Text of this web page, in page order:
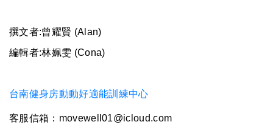
撰文者:曾耀賢 (Alan)
編輯者:林姵雯 (Cona)
台南健身房動動好適能訓練中心
客服信箱：movewell01@icloud.com